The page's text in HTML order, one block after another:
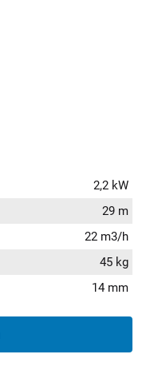
2,2 kW
29 m
22 m3/h
45 kg
14 mm